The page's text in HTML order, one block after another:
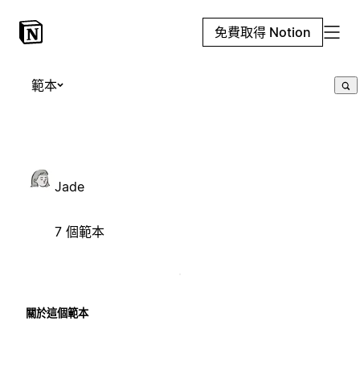
免費取得 Notion
範本
Jade
7 個範本
關於這個範本